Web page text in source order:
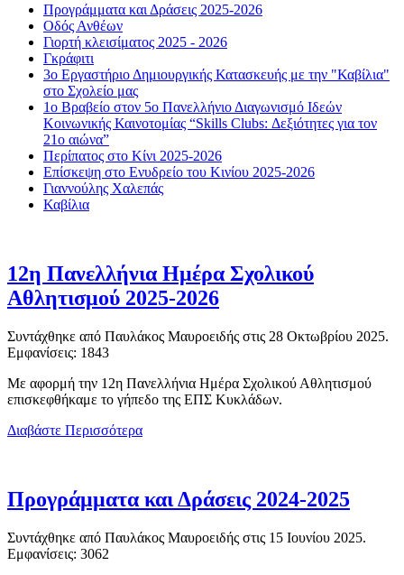
Προγράμματα και Δράσεις 2025-2026
Οδός Ανθέων
Γιορτή κλεισίματος 2025 - 2026
Γκράφιτι
3ο Εργαστήριο Δημιουργικής Κατασκευής με την "Καβίλια"
στο Σχολείο μας
1ο Βραβείο στον 5ο Πανελλήνιο Διαγωνισμό Ιδεών
Κοινωνικής Καινοτομίας “Skills Clubs: Δεξιότητες για τον
21ο αιώνα”
Περίπατος στο Κίνι 2025-2026
Επίσκεψη στο Ενυδρείο του Κινίου 2025-2026
Γιαννούλης Χαλεπάς
Καβίλια
12η Πανελλήνια Ημέρα Σχολικού
Αθλητισμού 2025-2026
Συντάχθηκε από Παυλάκος Μαυροειδής στις 28 Οκτωβρίου 2025.
Εμφανίσεις: 1843
Με αφορμή την 12η Πανελλήνια Ημέρα Σχολικού Αθλητισμού
επισκεφθήκαμε το γήπεδο της ΕΠΣ Κυκλάδων.
Διαβάστε Περισσότερα
Προγράμματα και Δράσεις 2024-2025
Συντάχθηκε από Παυλάκος Μαυροειδής στις 15 Ιουνίου 2025.
Εμφανίσεις: 3062